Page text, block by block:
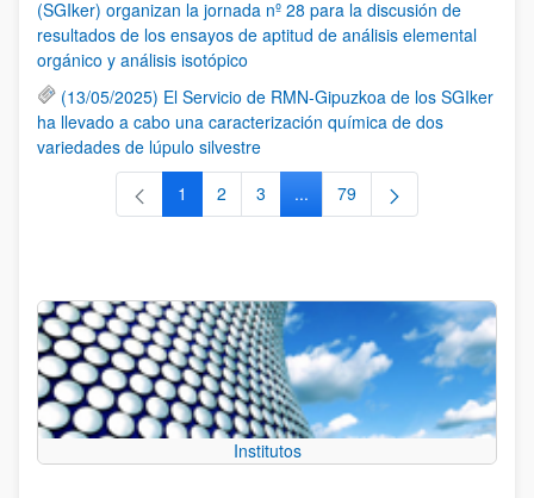
(SGIker) organizan la jornada nº 28 para la discusión de
resultados de los ensayos de aptitud de análisis elemental
orgánico y análisis isotópico
(13/05/2025) El Servicio de RMN-Gipuzkoa de los SGIker
ha llevado a cabo una caracterización química de dos
variedades de lúpulo silvestre
Página
1 Página
2 Página
3 ...Páginas intermedias Use TAB
Página
79
Institutos